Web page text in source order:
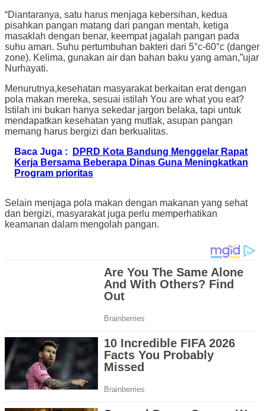
“Diantaranya, satu harus menjaga kebersihan, kedua
pisahkan pangan matang dari pangan mentah, ketiga
masaklah dengan benar, keempat jagalah pangan pada
suhu aman. Suhu pertumbuhan bakteri dari 5°c-60°c (danger
zone). Kelima, gunakan air dan bahan baku yang aman,”ujar
Nurhayati.
Menurutnya,kesehatan masyarakat berkaitan erat dengan
pola makan mereka, sesuai istilah You are what you eat?
Istilah ini bukan hanya sekedar jargon belaka, tapi untuk
mendapatkan kesehatan yang mutlak, asupan pangan
memang harus bergizi dan berkualitas.
Baca Juga :
DPRD Kota Bandung Menggelar Rapat
Kerja Bersama Beberapa Dinas Guna Meningkatkan
Program prioritas
Selain menjaga pola makan dengan makanan yang sehat
dan bergizi, masyarakat juga perlu memperhatikan
keamanan dalam mengolah pangan.